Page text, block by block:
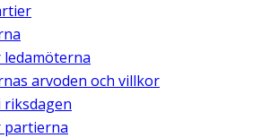
ledamöterna
arvoden och villkor
riksdagen
partierna